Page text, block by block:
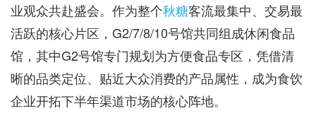
业观众共赴盛会。作为整个秋糖客流最集中、交易最
活跃的核心片区，G2/7/8/10号馆共同组成休闲食品
馆，其中G2号馆专门规划为方便食品专区，凭借清
晰的品类定位、贴近大众消费的产品属性，成为食饮
企业开拓下半年渠道市场的核心阵地。